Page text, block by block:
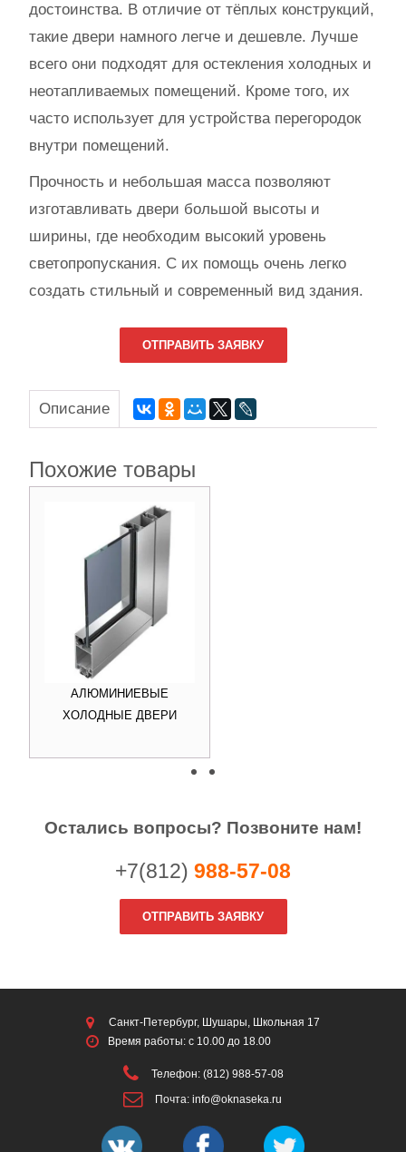
достоинства. В отличие от тёплых конструкций,
такие двери намного легче и дешевле. Лучше
всего они подходят для остекления холодных и
неотапливаемых помещений. Кроме того, их
часто использует для устройства перегородок
внутри помещений.
Прочность и небольшая масса позволяют
изготавливать двери большой высоты и
ширины, где необходим высокий уровень
светопропускания. С их помощь очень легко
создать стильный и современный вид здания.
ОТПРАВИТЬ ЗАЯВКУ
Описание
Похожие товары
АЛЮМИНИЕВЫЕ
ХОЛОДНЫЕ ДВЕРИ
Остались вопросы? Позвоните нам!
+7(812) 988-57-08
ОТПРАВИТЬ ЗАЯВКУ
Санкт-Петербург, Шушары, Школьная 17
Время работы: с 10.00 до 18.00
Телефон: (812) 988-57-08
Почта: info@oknaseka.ru